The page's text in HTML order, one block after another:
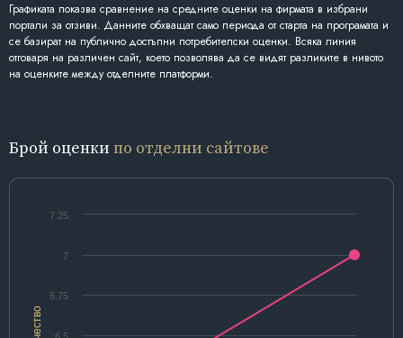
Графиката показва сравнение на средните оценки на фирмата в избрани
портали за отзиви. Данните обхващат само периода от старта на програмата и
се базират на публично достъпни потребителски оценки. Всяка линия
отговаря на различен сайт, което позволява да се видят разликите в нивото
на оценките между отделните платформи.
Брой оценки по отделни сайтове
6.75
7
7.25